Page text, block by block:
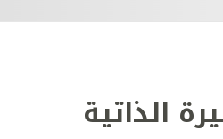
الذاتية